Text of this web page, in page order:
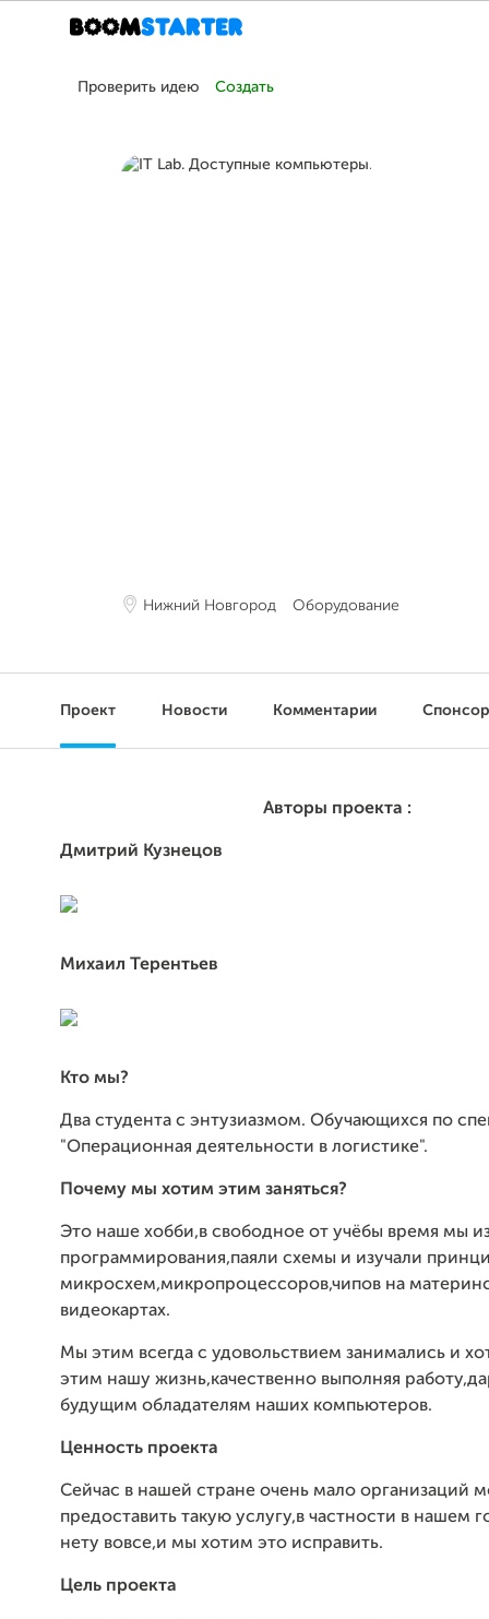
Проверить идею Создать
Нижний Новгород Оборудование
Проект Новости Комментарии
Авторы проекта :
Дмитрий Кузнецов
Михаил Терентьев
Кто мы?
Два студента с энтузиазмом. Обучающихся по
"Операционная деятельности в логистике".
Почему мы хотим этим заняться?
Это наше хобби,в свободное от учёбы время мы
программирования,паяли схемы и изучали
микросхем,микропроцессоров,чипов на
видеокартах.
Мы этим всегда с удовольствием занимались и
этим нашу жизнь,качественно выполняя
будущим обладателям наших компьютеров.
Ценность проекта
Сейчас в нашей стране очень мало организаций
предоставить такую услугу,в частности в нашем
нету вовсе,и мы хотим это исправить.
Цель проекта